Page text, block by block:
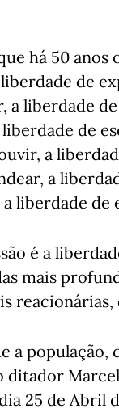
há 50 anos
de
a liberdade
de
a
a
liberdade de
é a
mais
reacionárias,
a população,
ditador
25 de Abril